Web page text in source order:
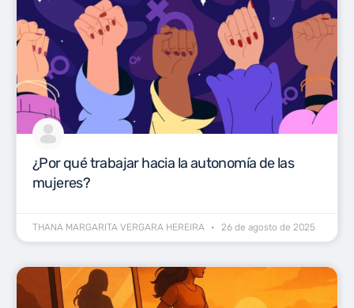
¿Por qué trabajar hacia la autonomía de las
mujeres?
THANA MARGARITA VERGARA HEREIRA 26 de agosto de 2025